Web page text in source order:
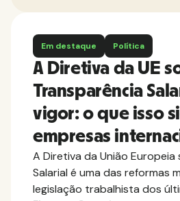
Em destaque Política
A Diretiva da UE
Transparência
vigor: o que isso
empresas
A Diretiva da União
Salarial é uma das reformas
legislação trabalhista dos